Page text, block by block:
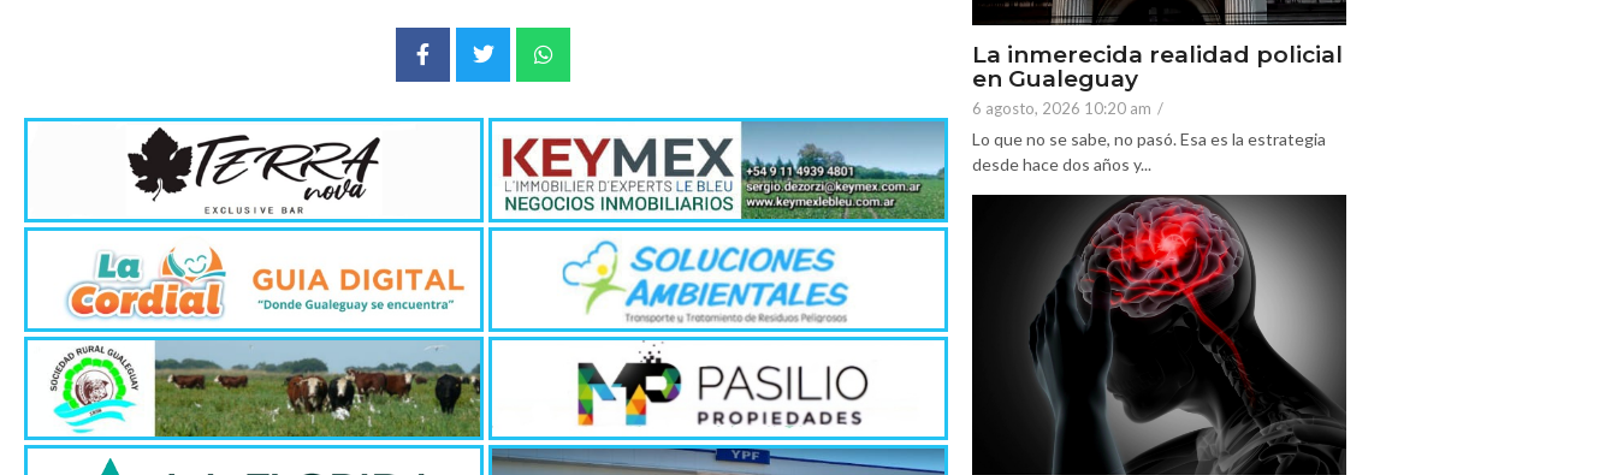
La inmerecida realidad policial
en Gualeguay
6 agosto, 2026 10:20 am /
Lo que no se sabe, no pasó. Esa es la estrategia
desde hace dos años y...